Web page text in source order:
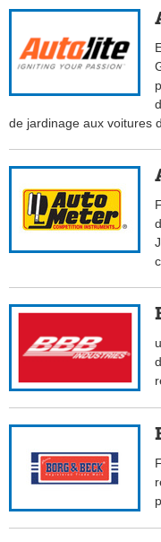
de jardinage aux voitures